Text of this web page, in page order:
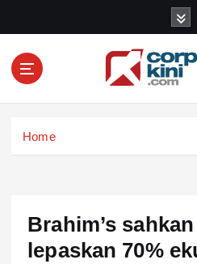
o
Home
Brahim’s
lepaskan 70%